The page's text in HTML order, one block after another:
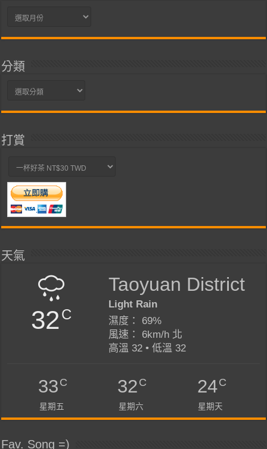
彙
分類
分
打賞
天氣
32C
Taoyuan District
Light Rain
濕度： 69%
風速： 6km/h 北
高溫 32 • 低溫 32
33C
星期五
32C
星期六
24C
星期天
Fav. Song =)